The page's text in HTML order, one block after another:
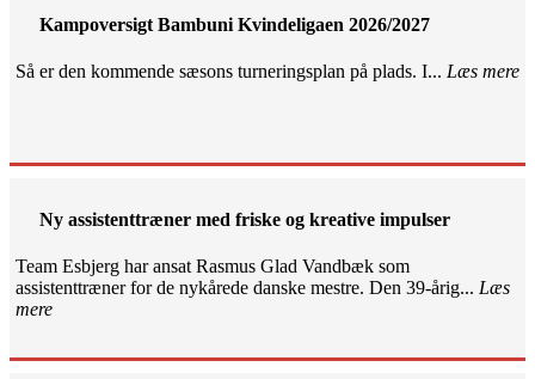
Kampoversigt Bambuni Kvindeligaen 2026/2027
Så er den kommende sæsons turneringsplan på plads. I... Læs mere
Ny assistenttræner med friske og kreative impulser
Team Esbjerg har ansat Rasmus Glad Vandbæk som
assistenttræner for de nykårede danske mestre. Den 39-årig... Læs
mere